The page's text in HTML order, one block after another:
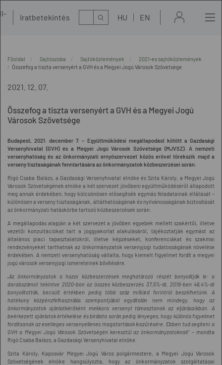
Iratbetekintés Kereső HU EN
Főoldal Sajtószoba Sajtóközlemények
2021-es sajtóközlemények
Összefog a tiszta versenyért a GVH és a Megyei Jogú Városok Szövetsége
2021. 12. 07.
Összefog a tiszta versenyért a GVH és a Megyei Jogú
Városok Szövetsége
Budapest, 2021. december 7. – Együttműködési megállapodást kötött a Gazdasági
Versenyhivatal (GVH) és a Megyei Jogú Városok Szövetsége (MJVSZ). A nemzeti
versenyhatóság és az önkormányzati ernyőszervezet közös erővel törekszik majd a
verseny tisztaságának fenntartására az önkormányzatok közbeszerzései során.
Rigó Csaba Balázs, a Gazdasági Versenyhivatal elnöke és Szita Károly, a Megyei Jogú
Városok Szövetségének elnöke a két szervezet jövőbeni együttműködéséről állapodott
meg annak érdekében, hogy kölcsönösen elősegítsék egymás feladatainak ellátását –
különösen a verseny tisztaságának, átláthatóságának és nyilvánosságának biztosítását
az önkormányzati hatáskörbe tartozó közbeszerzések során.
A megállapodás alapján a két szervezet a jövőben egyebek mellett szakértői, illetve
vezetői konzultációkat tart a joggyakorlat alakulásáról, tájékoztatják egymást az
általános piaci tapasztalatokról, illetve képzéseket, konferenciákat és szakmai
rendezvényeket tarthatnak az önkormányzatok versenyjogi tudatosságának növelése
érdekében. A nemzeti versenyhatóság vállalta, hogy kiemelt figyelmet fordít a megyei
jogú városok versenyjogi ismereteinek bővítésére.
„Az önkormányzatok a hazai közbeszerzések meghatározó részét bonyolítják le: a
darabszámot tekintve 2020-ban az összes közbeszerzés 37,5%-át, 2019-ben 46,4%-át
bonyolították, becsült értékben pedig több száz milliárd forintról beszélhetünk. A
hatékony közpénzfelhasználás szempontjából egyáltalán nem mindegy, hogy az
önkormányzatok ajánlatkérőként mekkora versenyt támasztanak az eljárásaikban. A
beérkezett ajánlatok értékelése és bírálata során pedig lényeges, hogy különös figyelmet
fordítsanak az esetleges versenyellenes magatartások kiszűrésére. Ebben tud segíteni a
GVH a Megyei Jogú Városok Szövetségén keresztül az önkormányzatoknak” – mondta
Rigó Csaba Balázs, a Gazdasági Versenyhivatal elnöke.
Szita Károly, Kaposvár Megyei Jogú Város polgármestere, a Megyei Jogú Városok
Szövetségének elnöke hangsúlyozta, hogy az önkormányzatok szolgáltatásai